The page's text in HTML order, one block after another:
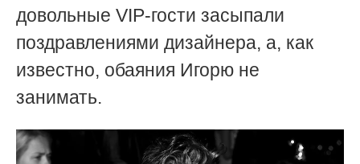
довольные VIP-гости засыпали
поздравлениями дизайнера, а, как
известно, обаяния Игорю не
занимать.